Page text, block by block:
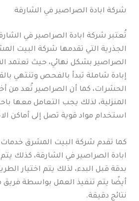
شركة ابادة الصراصير في الشارقة
تُعتبر شركة ابادة الصراصير في
الجذرية التي تقدمها شركة البيت
الصراصير بشكل نهائي، حيث تعتمد
إبادة شاملة تبدأ بالفحص وتنتهي
الحشرات، كما أن الصراصير تُعد من
المنزلية، لذلك يجب التعامل معها
استخدام مواد قوية تصل إلى أماكن
كما تقدم شركة البيت المشرق
ابادة الصراصير في الشارقة، كذلك
بدقة قبل البدء، لذلك يتم اختيار
أيضًا يتم تنفيذ العمل بواسطة
نتائج دقيقة.